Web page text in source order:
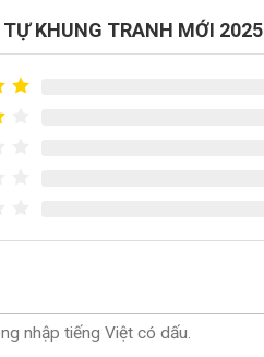
KHUNG TRANH MỚI 2025